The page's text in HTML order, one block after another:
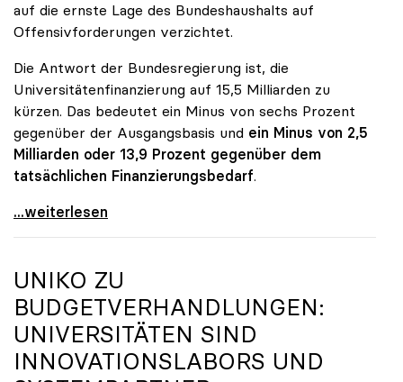
auf die ernste Lage des Bundeshaushalts auf
Offensivforderungen verzichtet.
Die Antwort der Bundesregierung ist, die
Universitätenfinanzierung auf 15,5 Milliarden zu
kürzen. Das bedeutet ein Minus von sechs Prozent
gegenüber der Ausgangsbasis und ein Minus von 2,5
Milliarden oder 13,9 Prozent gegenüber dem
tatsächlichen Finanzierungsbedarf.
\"Österreich ist für die heimischen Universitäten
...weiterlesen
UNIKO ZU
BUDGETVERHANDLUNGEN:
UNIVERSITÄTEN SIND
INNOVATIONSLABORS UND